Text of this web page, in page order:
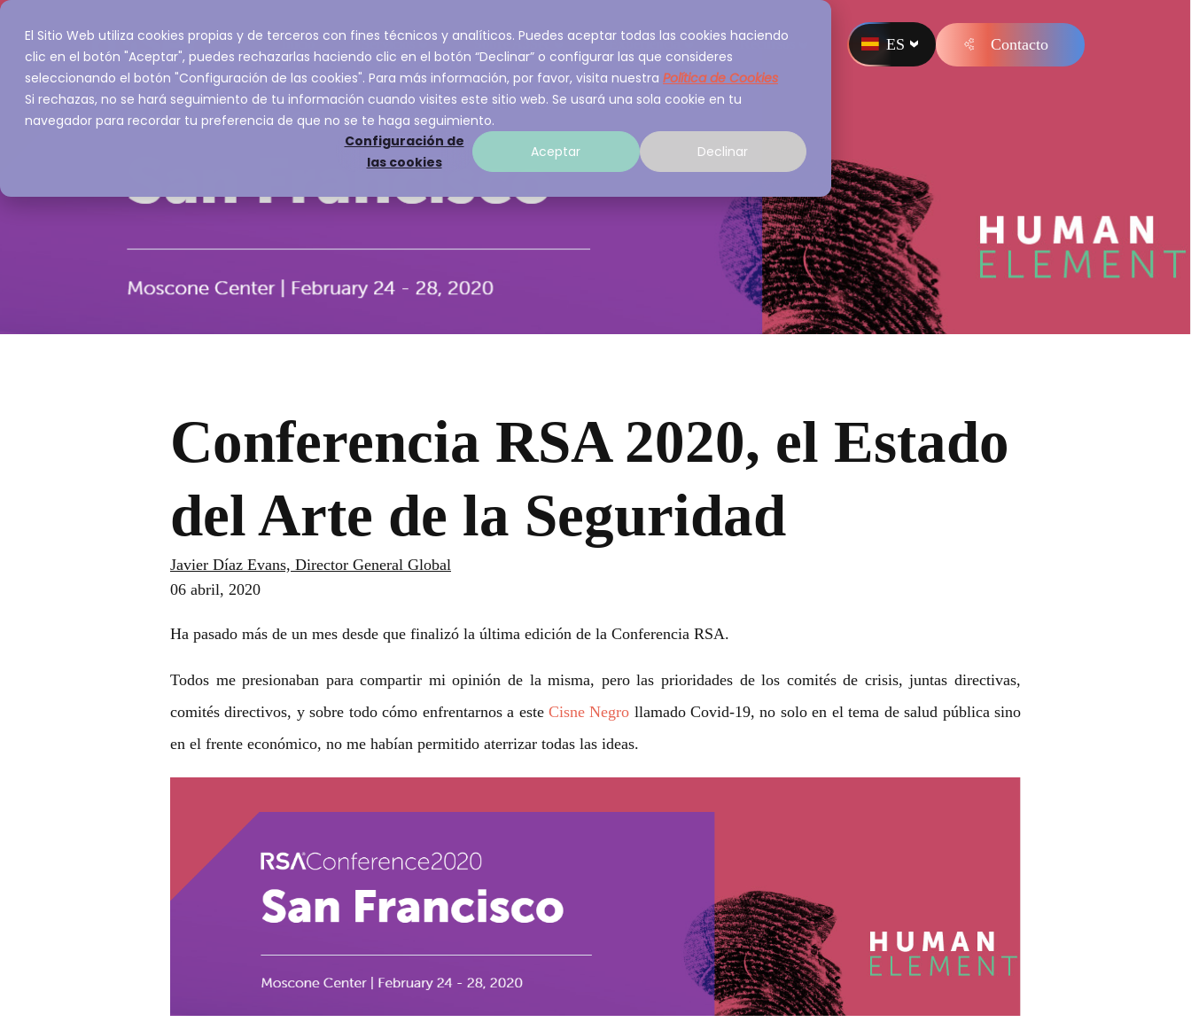
El Sitio Web utiliza cookies propias y de terceros con fines técnicos y analíticos. Puedes aceptar todas las cookies haciendo
clic en el botón "Aceptar", puedes rechazarlas haciendo clic en el botón “Declinar” o configurar las que consideres
seleccionando el botón "Configuración de las cookies". Para más información, por favor, visita nuestra Política de Cookies
Si rechazas, no se hará seguimiento de tu información cuando visites este sitio web. Se usará una sola cookie en tu
navegador para recordar tu preferencia de que no se te haga seguimiento.
Configuración de
las cookies
Aceptar Declinar
Inicio Servicios Sobre A3Sec Experiencia Recursos ES Contacto
Conferencia RSA 2020, el Estado
del Arte de la Seguridad
Javier Díaz Evans, Director General Global
06 abril, 2020
Ha pasado más de un mes desde que finalizó la última edición de la Conferencia RSA.
Todos me presionaban para compartir mi opinión de la misma, pero las prioridades de los comités de crisis, juntas directivas,
comités directivos, y sobre todo cómo enfrentarnos a esteCisne Negro llamado Covid-19, no solo en el tema de salud pública sino
en el frente económico, no me habían permitido aterrizar todas las ideas.